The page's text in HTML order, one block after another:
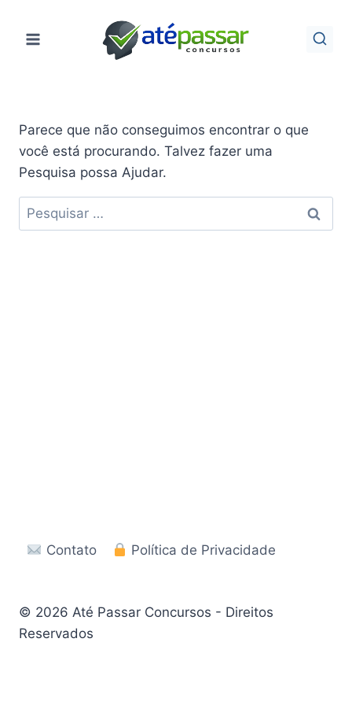
para
Parece que não conseguimos encontrar o que
você está procurando. Talvez fazer uma
Pesquisa possa Ajudar.
Pesquisar
por:
Contato Política de Privacidade
© 2026 Até Passar Concursos - Direitos
Reservados